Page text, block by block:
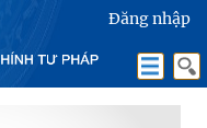
Đăng nhập